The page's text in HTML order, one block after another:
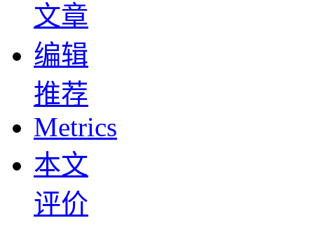
文章
编辑
推荐
Metrics
本文
评价